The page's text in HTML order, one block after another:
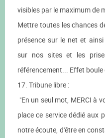
visibles par le maximum de
Mettre toutes les chances
présence sur le net et
sur nos sites et les
référencement... Effet boule
17. Tribune libre :
"En un seul mot, MERCI à
place ce service dédié aux
notre écoute, d'être en